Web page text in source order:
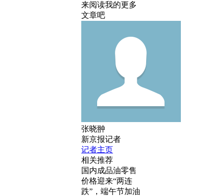
来阅读我的更多
文章吧
张晓翀
新京报记者
记者主页
相关推荐
国内成品油零售
价格迎来“两连
跌”，端午节加油